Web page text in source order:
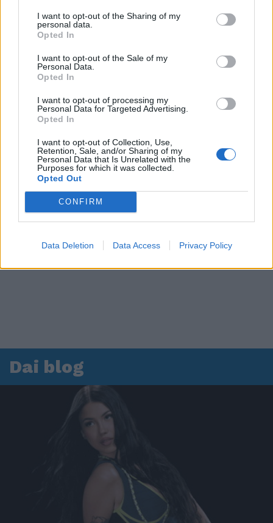
I want to opt-out of the Sharing of my
personal data.
Opted In
I want to opt-out of the Sale of my
Personal Data.
Opted In
I want to opt-out of processing my
Personal Data for Targeted Advertising.
Opted In
I want to opt-out of Collection, Use,
Retention, Sale, and/or Sharing of my
Personal Data that Is Unrelated with the
Purposes for which it was collected.
Opted Out
CONFIRM
Data Deletion Data Access Privacy Policy
00:00
in ospedale. Le dichiarazioni ai giornalisti
Dai blog